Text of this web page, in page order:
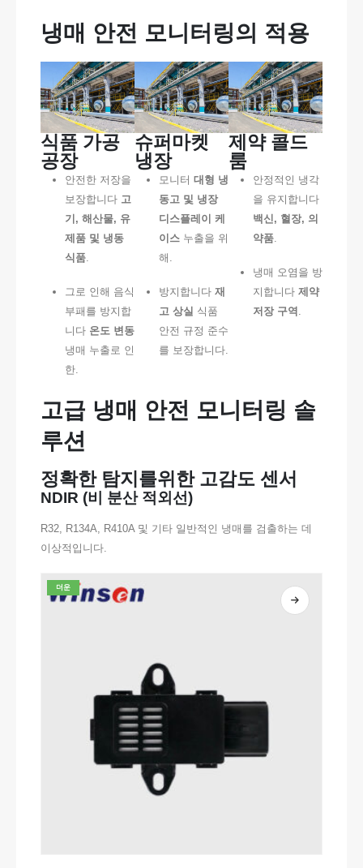
냉매 안전 모니터링의 적용
식품 가공
공장
안전한 저장을
보장합니다 고
기, 해산물, 유
제품 및 냉동
식품.
그로 인해 음식
부패를 방지합
니다 온도 변동
냉매 누출로 인
한.
슈퍼마켓
냉장
모니터 대형 냉
동고 및 냉장
디스플레이 케
이스누출을 위
해.
방지합니다 재
고 상실 식품
안전 규정 준수
를 보장합니다.
제약 콜드
룸
안정적인 냉각
을 유지합니다
백신, 혈장, 의
약품.
냉매 오염을 방
지합니다 제약
저장 구역 .
고급 냉매 안전 모니터링 솔
루션
정확한 탐지를위한 고감도 센서
NDIR (비 분산 적외선)
R32, R134A, R410A 및 기타 일반적인 냉매를 검출하는 데
이상적입니다.
더운